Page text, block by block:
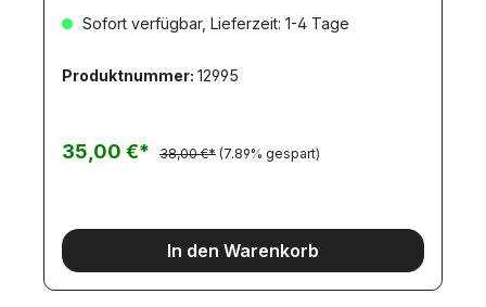
Bohrschablone
Sofort verfügbar, Lieferzeit: 1-4 Tage
Produktnummer: 12995
35,00 €* 38,00 €* (7.89% gespart)
In den Warenkorb